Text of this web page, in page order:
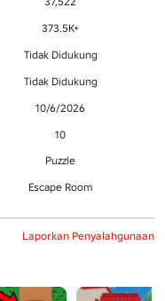
373.5K+
Tidak Didukung
Tidak Didukung
10/6/2026
10
Puzzle
Escape Room
Laporkan Penyalahgunaan